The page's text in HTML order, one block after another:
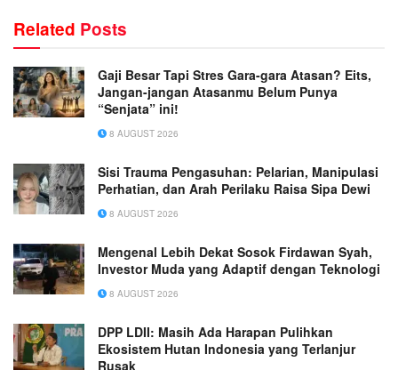
Related Posts
Gaji Besar Tapi Stres Gara-gara Atasan? Eits,
Jangan-jangan Atasanmu Belum Punya
“Senjata” ini!
8 AUGUST 2026
Sisi Trauma Pengasuhan: Pelarian, Manipulasi
Perhatian, dan Arah Perilaku Raisa Sipa Dewi
8 AUGUST 2026
Mengenal Lebih Dekat Sosok Firdawan Syah,
Investor Muda yang Adaptif dengan Teknologi
8 AUGUST 2026
DPP LDII: Masih Ada Harapan Pulihkan
Ekosistem Hutan Indonesia yang Terlanjur
Rusak